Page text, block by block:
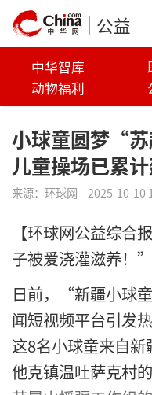
公益
中华智库
动物福利
小球童圆梦“
儿童操场已累
来源： 环球网 2025-10-10
【环球网公益综
子被爱浇灌滋养！”
日前，“新疆小球
闻短视频平台引发
这8名小球童来自
他克镇温吐萨克村